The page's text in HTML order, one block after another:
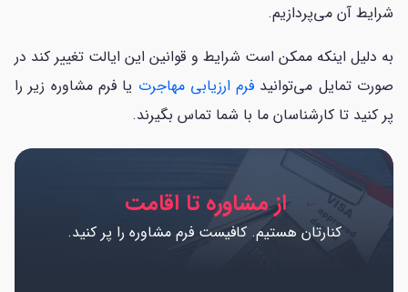
شرایط آن می‌پردازیم.
به دلیل اینکه ممکن است شرایط و قوانین این ایالت تغییر کند در
صورت تمایل می‌توانید فرم ارزیابی مهاجرت یا فرم مشاوره زیر را
پر کنید تا کارشناسان ما با شما تماس بگیرند.
از مشاوره تا اقامت
کنارتان هستیم. کافیست فرم مشاوره را پر کنید.